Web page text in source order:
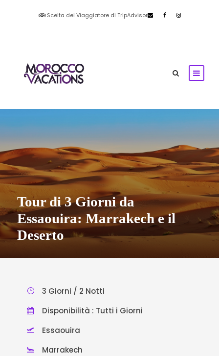
Scelta del Viaggiatore di TripAdvisor
Tour di 3 Giorni da
Essaouira: Marrakech e il
Deserto
3 Giorni / 2 Notti
Disponibilità : Tutti i Giorni
Essaouira
Marrakech